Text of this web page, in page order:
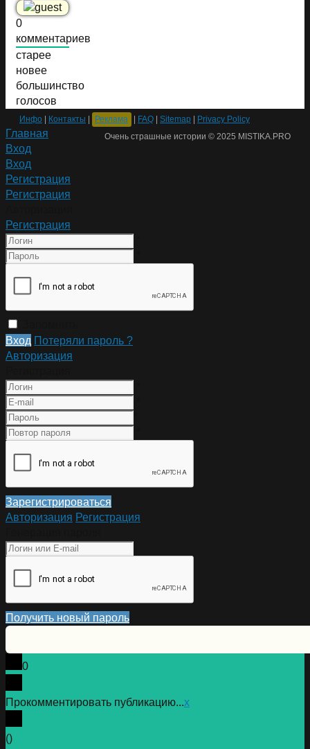
0
комментариев
старее
новее
большинство
голосов
Инфо Контакты Реклама FAQ Sitemap
Privacy Policy
Очень страшные истории © 2025 MISTIKA.PRO
Главная
Вход
Вход
Регистрация
Регистрация
Регистрация
Вход Потеряли пароль ?
Авторизация
Зарегистрироваться
Авторизация Регистрация
Получить новый пароль
0
Прокомментировать публикацию...x
()